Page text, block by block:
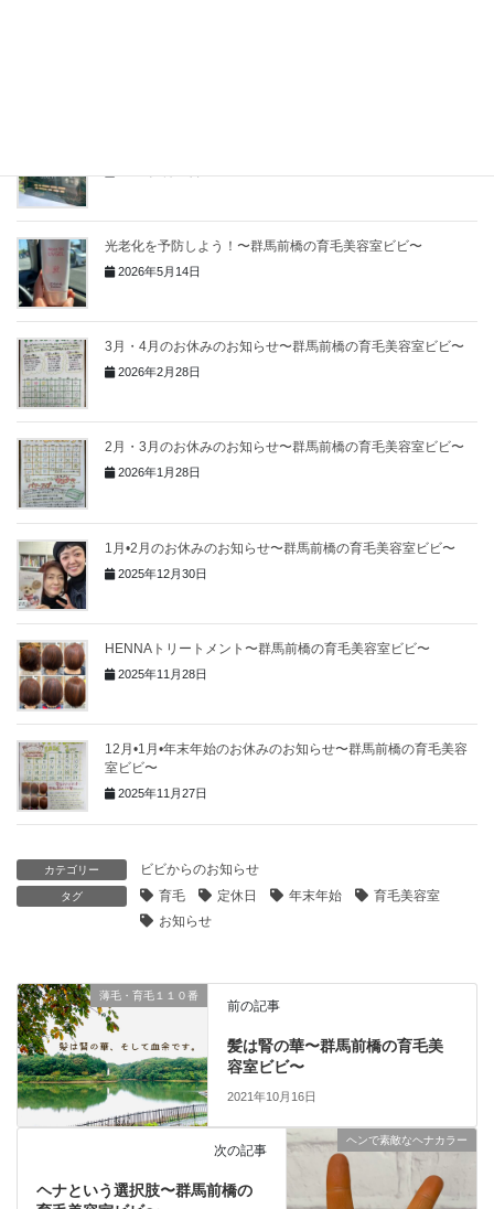
光老化を予防しよう！〜群馬前橋の育毛美容室ビビ〜
2026年5月14日
3月・4月のお休みのお知らせ〜群馬前橋の育毛美容室ビビ〜
2026年2月28日
2月・3月のお休みのお知らせ〜群馬前橋の育毛美容室ビビ〜
2026年1月28日
1月•2月のお休みのお知らせ〜群馬前橋の育毛美容室ビビ〜
2025年12月30日
HENNAトリートメント〜群馬前橋の育毛美容室ビビ〜
2025年11月28日
12月•1月•年末年始のお休みのお知らせ〜群馬前橋の育毛美容
室ビビ〜
2025年11月27日
カテゴリー ビビからのお知らせ
タグ 育毛 定休日 年末年始
育毛美容室
お知らせ
薄毛・育毛１１０番
前の記事
髪は腎の華〜群馬前橋の育毛美
容室ビビ〜
2021年10月16日
ヘンで素敵なヘナカラー
次の記事
ヘナという選択肢〜群馬前橋の